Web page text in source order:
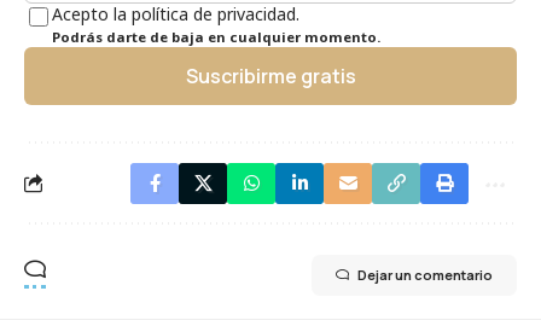
Acepto la política de privacidad.
Podrás darte de baja en cualquier momento.
Suscribirme gratis
Dejar un comentario